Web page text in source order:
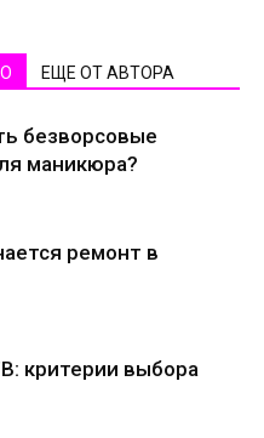
ЕЩЕ ОТ АВТОРА
безворсовые
маникюра?
ремонт в
критерии выбора